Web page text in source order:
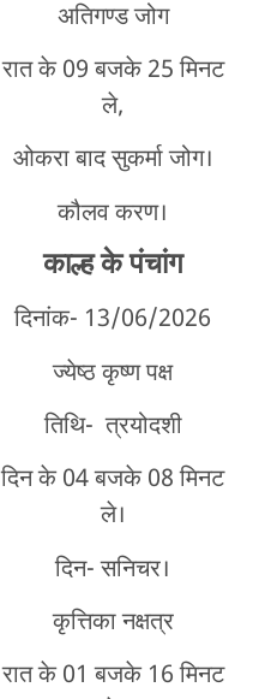
अतिगण्ड जोग
रात के 09 बजके 25 मिनट
ले,
ओकरा बाद सुकर्मा जोग।
कौलव करण।
काल्हके पंचांग
दिनांक- 13/06/2026
ज्येष्ठ कृष्ण पक्ष
तिथि- त्रयोदशी
दिन के 04 बजके 08 मिनट
ले।
दिन- सनिचर।
कृत्तिका नक्षत्र
रात के 01 बजके 16 मिनट